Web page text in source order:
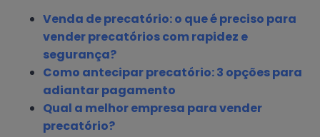
Venda de precatório: o que é preciso para
vender precatórios com rapidez e
segurança?
Como antecipar precatório: 3 opções para
adiantar pagamento
Qual a melhor empresa para vender
precatório?